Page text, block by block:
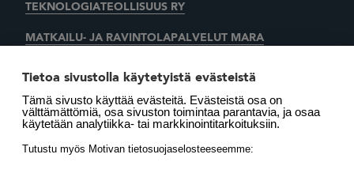
TEKNOLOGIATEOLLISUUS RY
MATKAILU- JA RAVINTOLAPALVELUT MARA
SUOMEN LÄMMITYSTIETO OY
LÄMMITYSENERGIA YHDISTYS RY MOTIVA OY
Tietoa sivustolla käytetyistä evästeistä
Tämä sivusto käyttää evästeitä. Evästeistä osa on
välttämättömiä, osa sivuston toimintaa parantavia, ja osaa
käytetään analytiikka- tai markkinointitarkoituksiin.
Tutustu myös Motivan tietosuojaselosteeseemme: